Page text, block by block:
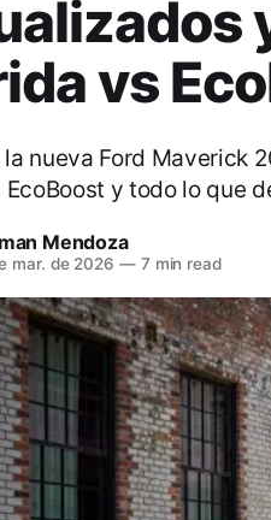
vs
nueva Ford Maverick
y todo lo que
Mendoza
mar. de 2026 —7 min read